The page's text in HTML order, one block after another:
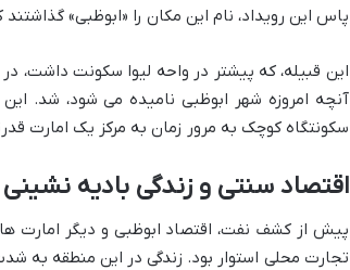
پاس این رویداد، نام این مکان را «ابوظبی»
آنچه امروزه شهر ابوظبی نامیده می شود، شد.
سکونتگاه کوچک به مرور زمان به مرکز یک امارت
اقتصاد سنتی و زندگی بادیه
پیش از کشف نفت، اقتصاد ابوظبی و دیگر امارت
تجارت محلی استوار بود. زندگی در این منطقه به